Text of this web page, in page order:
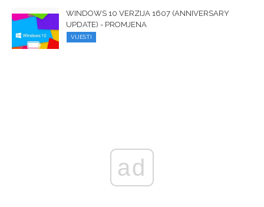
WINDOWS 10 VERZIJA 1607 (ANNIVERSARY
UPDATE) - PROMJENA
VIJESTI
ad